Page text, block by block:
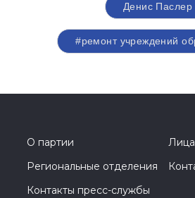
Денис Паслер
#ремонт учреждений
О партии
Региональные отделения
Контакты пресс-службы